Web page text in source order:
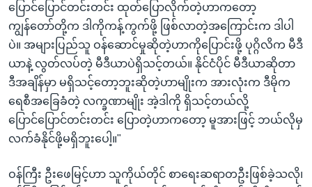
ပြောင်ပြောင်တင်းတင်း ထုတ်ပြောလိုက်တဲ့ဟာကတော့
ကျွန်တော်တို့က ဒါကိုကန့်ကွက်ဖို့ ဖြစ်လာတဲ့အကြောင်းက ဒါပါ
ပဲ။ အများပြည်သူ ဝန်ဆောင်မှုဆိုတဲ့ဟာကိုပြောင်းဖို့ ပုဂ္ဂိလိက မီဒီ
ယာနဲ့ လွတ်လပ်တဲ့ မီဒီယာပဲရှိသင့်တယ်။ နိုင်ငံပိုင် မီဒီယာဆိုတာ
ဒီအချိန်မှာ မရှိသင့်တော့ဘူးဆိုတဲ့ဟာမျိုးက အားလုံးက ဒီမိုက
ရေစီအခြေခံတဲ့ လက္ခဏာမျိုး အဲ့ဒါကို ရှိသင့်တယ်လို့
ပြောင်ပြောင်တင်းတင်း ပြောတဲ့ဟာကတော့ မူအားဖြင့် ဘယ်လိုမှ
လက်ခံနိုင်ဖို့မရှိဘူးပေါ့။"
ဝန်ကြီး ဦးဖေမြင့်ဟာ သူကိုယ်တိုင် စာရေးဆရာတဦးဖြစ်ခဲ့သလို၊